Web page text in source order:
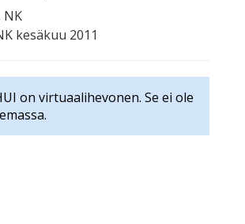
NK
kesäkuu 2011
on virtuaalihevonen. Se ei ole